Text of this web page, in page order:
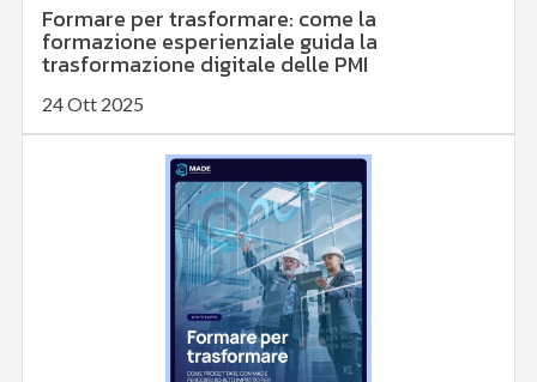
Formare per trasformare: come la
formazione esperienziale guida la
trasformazione digitale delle PMI
24 Ott 2025